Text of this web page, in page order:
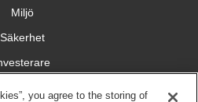
Miljö
Säkerhet
you agree to the storing of